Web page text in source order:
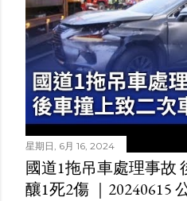
星期日, 6月 16, 2024
國道1拖吊車處理事故
釀1死2傷 ｜20240615